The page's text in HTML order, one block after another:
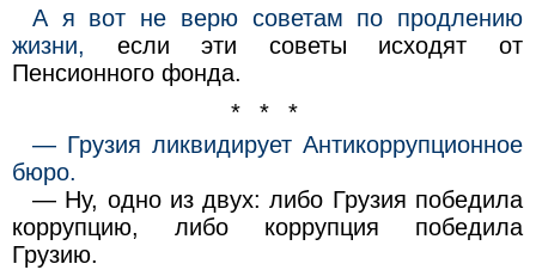
А я вот не верю советам по продлению
жизни, если эти советы исходят от
Пенсионного фонда.
* * *
— Грузия ликвидирует Антикоррупционное
бюро.
— Ну, одно из двух: либо Грузия победила
коррупцию, либо коррупция победила
Грузию.